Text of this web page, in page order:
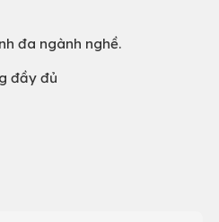
đa ngành nghề.
đầy đủ